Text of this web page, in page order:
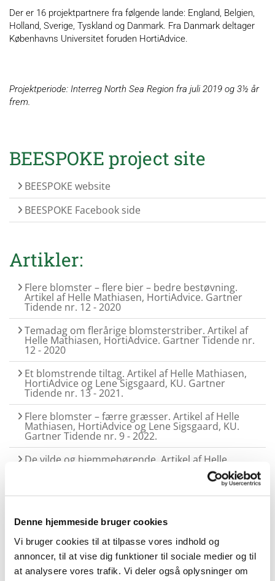
Denne hjemmeside bruger cookies
Vi bruger cookies til at tilpasse vores indhold og
annoncer, til at vise dig funktioner til sociale medier og til
at analysere vores trafik. Vi deler også oplysninger om
Der er 16 projektpartnere fra følgende lande: England, Belgien,
Holland, Sverige, Tyskland og Danmark. Fra Danmark deltager
Københavns Universitet foruden HortiAdvice.
Projektperiode: Interreg North Sea Region fra juli2019 og 3½ år
frem.
BEESPOKE project site
BEESPOKE website
BEESPOKE Facebook side
Artikler:
Flere blomster – flere bier – bedre bestøvning.
Artikel af Helle Mathiasen, HortiAdvice. Gartner
Tidende nr. 12 - 2020
Temadag om flerårige blomsterstriber. Artikel af
Helle Mathiasen, HortiAdvice. Gartner Tidende nr.
12 - 2020
Et blomstrende tiltag. Artikel af Helle Mathiasen,
HortiAdvice og Lene Sigsgaard, KU. Gartner
Tidende nr. 13 - 2021.
Flere blomster – færre græsser. Artikel af Helle
Mathiasen, HortiAdvice og Lene Sigsgaard, KU.
Gartner Tidende nr. 9 - 2022.
De vilde og hjemmehørende. Artikel af Helle
Omtale og præsentationer
Pressemeddelelse: New Interreg project
BEESPOKE approved.